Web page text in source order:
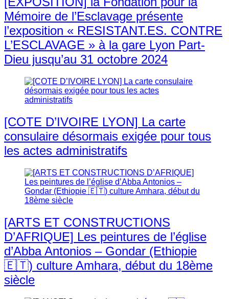
Mémoire de l’Esclavage présente
l’exposition « RESISTANT.ES. CONTRE
L’ESCLAVAGE » à la gare Lyon Part-
Dieu jusqu’au 31 octobre 2024
[COTE D’IVOIRE LYON] La carte
consulaire désormais exigée pour tous
les actes administratifs
[ARTS ET CONSTRUCTIONS
D’AFRIQUE] Les peintures de l’église
d’Abba Antonios – Gondar (Ethiopie
🇪🇹) culture Amhara, début du 18ème
siècle